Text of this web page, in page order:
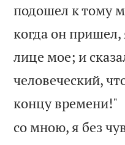
подошел к тому
когда он пришел,
лице мое; и
человеческий,
концу времени!"
со мною, я без